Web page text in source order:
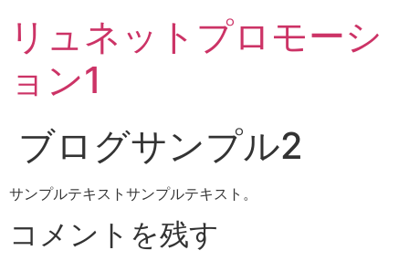
リュネットプロモーシ
ョン1
ブログサンプル2
サンプルテキストサンプルテキスト。
コメントを残す